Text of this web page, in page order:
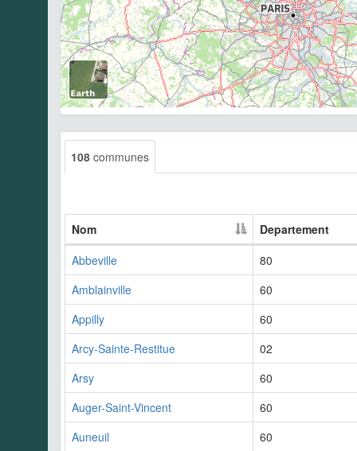
108 communes
Nom
Departement
Abbeville
80
Amblainville
60
Appilly
60
Arcy-Sainte-Restitue
02
Arsy
60
Auger-Saint-Vincent
60
Auneuil
60